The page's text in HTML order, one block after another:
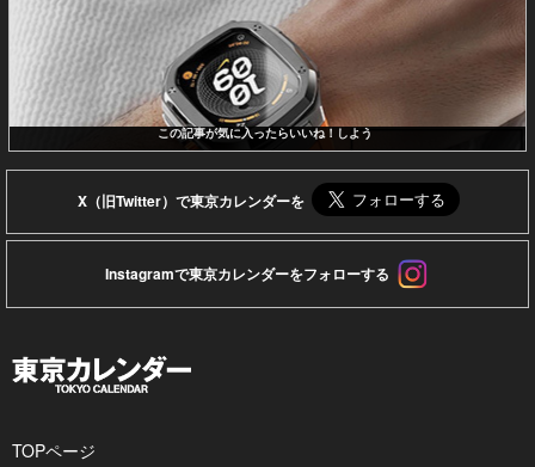
この記事が気に入ったらいいね！しよう
X（旧Twitter）で東京カレンダーを
Instagramで東京カレンダーをフォローする
TOPページ